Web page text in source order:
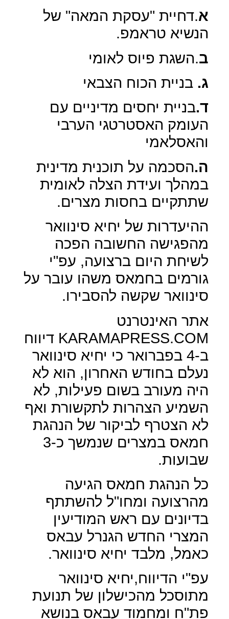
א.דחיית "עסקת המאה" של
הנשיא טראמפ.
ב.השגת פיוס לאומי
ג. בניית הכוח הצבאי
ד.בניית יחסים מדיניים עם
העומק האסטרטגי הערבי
והאסלאמי
ה.הסכמה על תוכנית מדינית
במהלך ועידת הצלה לאומית
שתתקיים בחסות מצרים.
ההיעדרות של יחיא סינוואר
מהפגישה החשובה הפכה
לשיחת היום ברצועה, עפ"י
גורמים בחמאס משהו עובר על
סינוואר שקשה להסבירו.
אתר האינטרנט
KARAMAPRESS.COM דיווח
ב-4 בפברואר כי יחיא סינוואר
נעלם בחודש האחרון, הוא לא
היה מעורב בשום פעילות, לא
השמיע הצהרות לתקשורת ואף
לא הצטרף לביקור של הנהגת
חמאס במצרים שנמשך כ-3
שבועות.
כל הנהגת חמאס הגיעה
מהרצועה ומחו"ל להשתתף
בדיונים עם ראש המודיעין
המצרי החדש הגנרל עבאס
כאמל, מלבד יחיא סינוואר.
עפ"י הדיווח,יחיא סינוואר
מתוסכל מהכישלון של תנועת
פת"ח ומחמוד עבאס בנושא